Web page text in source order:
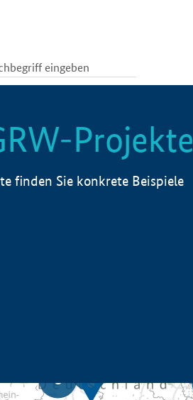
Projekte
finden Sie konkrete Beispiele